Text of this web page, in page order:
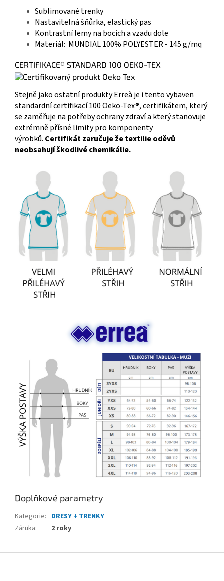
Sublimované trenky
Nastavitelná šňůrka, elastický pas
Kontrastní lemy na bocích a vzadu dole
Materiál: MUNDIAL 100% POLYESTER - 145 g/mq
CERTIFIKACE® STANDARD 100 OEKO-TEX
Stejně jako ostatní produkty Erreà je i tento vybaven
standardní certifikací 100 Oeko-Tex®, certifikátem, který
se zaměřuje na potřeby ochrany zdraví a který stanovuje
extrémně přísné limity pro komponenty
výrobků. Certifikát zaručuje že textilie oděvů
neobsahují škodlivé chemikálie.
Doplňkové parametry
Kategorie: DRESY + TRENKY
Záruka: 2 roky